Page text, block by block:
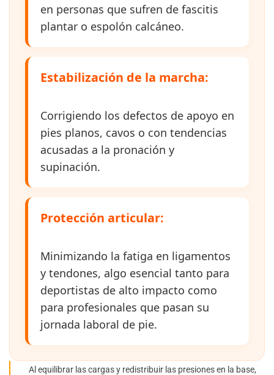
en personas que sufren de fascitis
plantar o espolón calcáneo.
Estabilización de la marcha:
Corrigiendo los defectos de apoyo en
pies planos, cavos o con tendencias
acusadas a la pronación y
supinación.
Protección articular:
Minimizando la fatiga en ligamentos
y tendones, algo esencial tanto para
deportistas de alto impacto como
para profesionales que pasan su
jornada laboral de pie.
Al equilibrar las cargas y redistribuir las presiones en la base,